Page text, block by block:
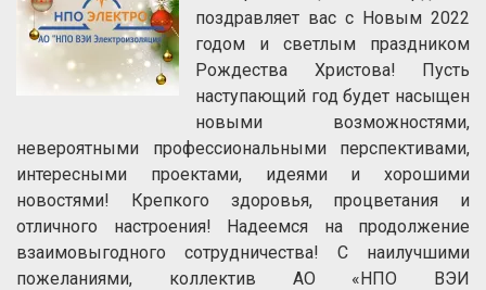
поздравляет вас с Новым 2022
годом и светлым праздником
Рождества Христова! Пусть
наступающий год будет насыщен
новыми возможностями,
невероятными профессиональными перспективами,
интересными проектами, идеями и хорошими
новостями! Крепкого здоровья, процветания и
отличного настроения! Надеемся на продолжение
взаимовыгодного сотрудничества! С наилучшими
пожеланиями, коллектив АО «НПО ВЭИ